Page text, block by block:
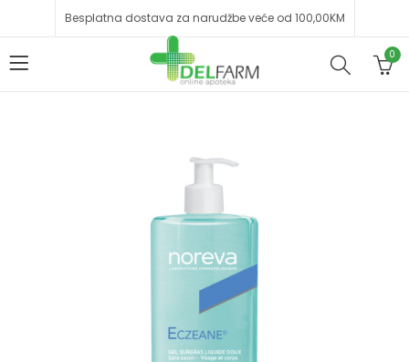
Besplatna dostava za narudžbe veće od 100,00KM
0